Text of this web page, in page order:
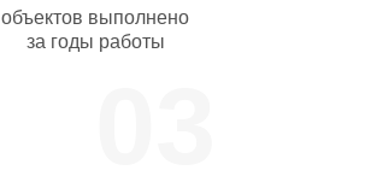
объектов выполнено
за годы работы